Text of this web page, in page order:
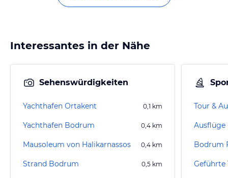
Interessantes in der Nähe
Sehenswürdigkeiten
Yachthafen Ortakent 0,1 km
Yachthafen Bodrum 0,4 km
Mausoleum von Halikarnassos 0,4 km
Strand Bodrum 0,5 km
Tour &
Ausflüge
Bodrum
Geführte